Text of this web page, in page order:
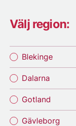
Välj region:
Blekinge
Dalarna
Gotland
Gävleborg